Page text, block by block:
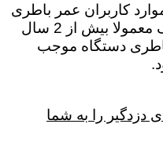
کاربران عمر باطری
داخل دستگاه به پایان میرسد ک معمولا بیش از 2 سال
دستگاه موجب
دزدگیر را به شما